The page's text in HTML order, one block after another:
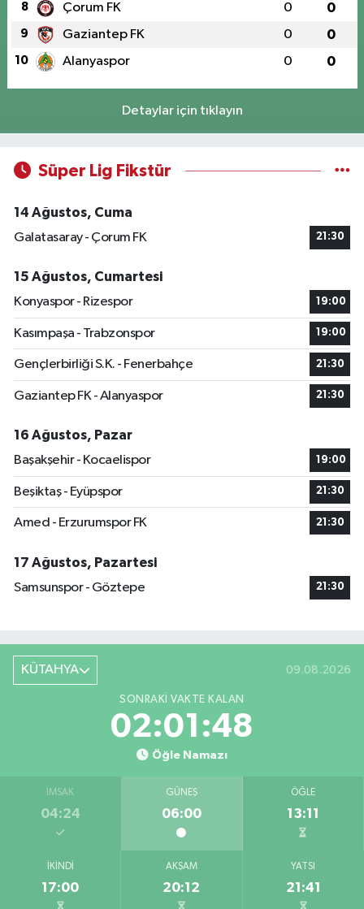
8 Çorum FK 0 0
9 Gaziantep FK 0 0
10 Alanyaspor 0 0
Detaylar için tıklayın
Süper Lig Fikstür
14 Ağustos, Cuma
Galatasaray - Çorum FK
21:30
15 Ağustos, Cumartesi
Konyaspor - Rizespor
19:00
Kasımpaşa - Trabzonspor 19:00
Gençlerbirliği S.K. - Fenerbahçe 21:30
Gaziantep FK - Alanyaspor 21:30
16 Ağustos, Pazar
Başakşehir - Kocaelispor
19:00
Beşiktaş - Eyüpspor 21:30
Amed - Erzurumspor FK 21:30
17 Ağustos, Pazartesi
Samsunspor - Göztepe
21:30
KÜTAHYA 09.08.2026
SONRAKI VAKTE KALAN
02:01:47
Öğle Namazı
İMSAK
04:24
GÜNEŞ
06:00
ÖĞLE
13:11
İKINDI
17:00
AKŞAM
20:12
YATSI
21:41